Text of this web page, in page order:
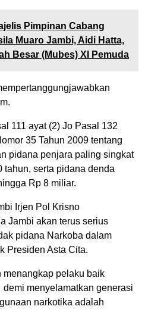
Pimpinan Cabang
Muaro Jambi, Aidi Hatta,
Besar (Mubes) XI Pemuda
111 ayat (2) Jo Pasal 132
35 Tahun 2009 tentang
pidana penjara paling singkat
tahun, serta pidana denda
Rp 8 miliar.
Irjen Pol Krisno
Jambi akan terus serius
pidana Narkoba dalam
Presiden Asta Cita.
menangkap pelaku baik
menyelamatkan generasi
narkotika adalah